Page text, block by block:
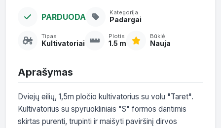
PARDUODA Kategorija
Padargai
Tipas
Kultivatoriai
Plotis
1.5 m
Būklė
Nauja
Aprašymas
Dviejų eilių, 1,5m pločio kultivatorius su volu "Taret".
Kultivatorius su spyruokliniais "S" formos dantimis
skirtas purenti, trupinti ir maišyti paviršinį dirvos